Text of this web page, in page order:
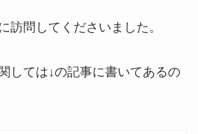
訪問してくださいました。
しては↓の記事に書いてあるの